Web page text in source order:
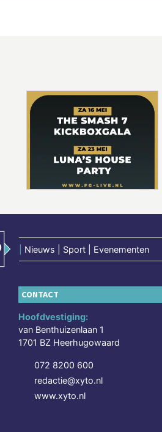
Nieuws | Sport | Evenementen
CONTACT
Hoofdvestiging:
van Benthuizenlaan 1
1701 BZ Heerhugowaard
072 8200 600
redactie@xyto.nl
www.xyto.nl